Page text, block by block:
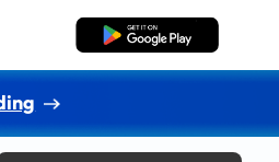
Gratis Download